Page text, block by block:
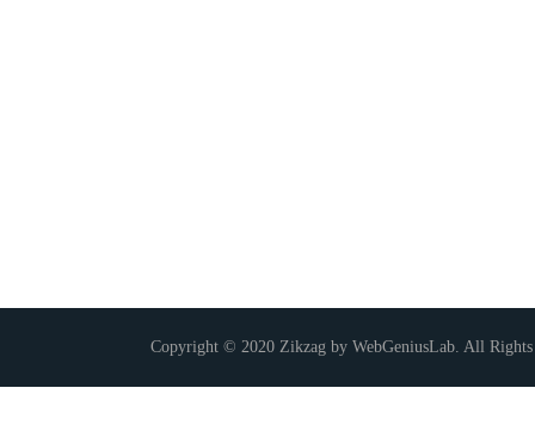
Copyright © 2020 Zikzag by WebGeniusLab. All Rights